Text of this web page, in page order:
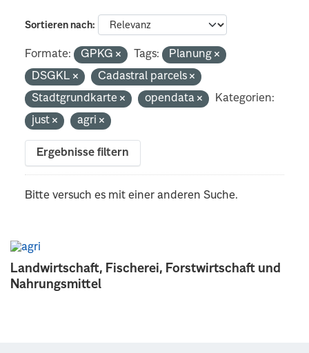
Landwirtschaft, Fischerei, Forstwirtschaft und
Nahrungsmittel
Sortieren nach
Formate: GPKG Tags:
Planung
DSGKL
Cadastral parcels
Stadtgrundkarte
opendata
Kategorien:
just
agri
Ergebnisse filtern
Bitte versuch es mit einer anderen Suche.